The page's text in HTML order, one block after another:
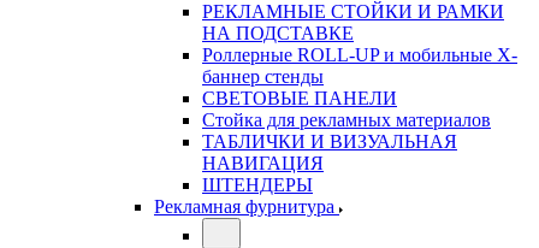
РЕКЛАМНЫЕ СТОЙКИ И РАМКИ
НА ПОДСТАВКЕ
Роллерные ROLL-UP и мобильные X-
баннер стенды
СВЕТОВЫЕ ПАНЕЛИ
Стойка для рекламных материалов
ТАБЛИЧКИ И ВИЗУАЛЬНАЯ
НАВИГАЦИЯ
ШТЕНДЕРЫ
Рекламная фурнитура